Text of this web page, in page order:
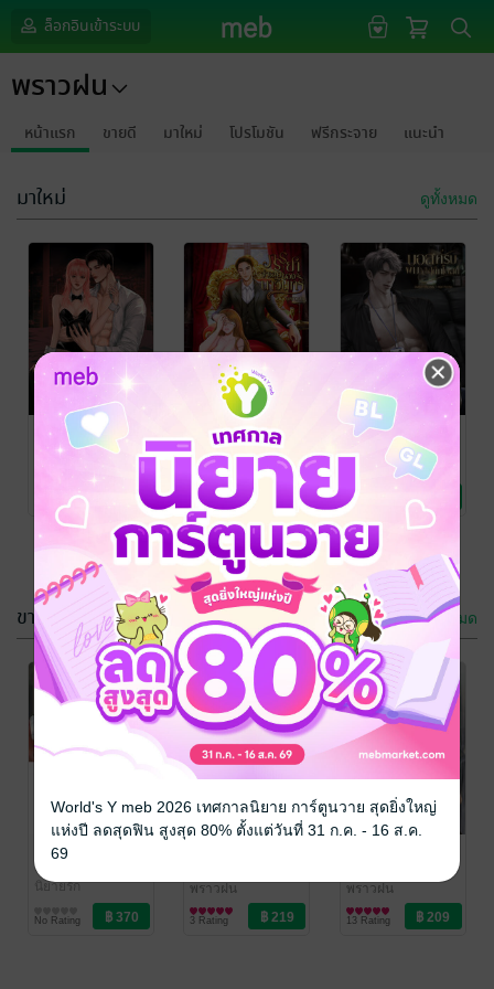
ล็อกอินเข้าระบบ
พราวฝน
หน้าแรก ขายดี มาใหม่ โปรโมชัน ฟรีกระจาย แนะนำ
มาใหม่ ดูทั้งหมด
หวงรักแอคลับ
พราวฝน
นิยายรัก
2 Rating
ภรรยาจำเลย
ของนาวินทร์
พราวฝน
นิยายรัก
3 Rating
บอสครับผม
ไม่ใช่เด็กโฮสต์
พราวฝน
นิยายรัก
7 Rating
SET เฮียที่รัก
No Rating
เด็กเอนฯ ของ
เฮียทัช
พราวฝน
8 Rating
ขายดี ดูทั้งหมด
SET เฮียที่รัก
พราวฝน
นิยายรัก
No Rating
พราวฝน
นิยายรัก
3 Rating
พราวฝน
นิยายรัก
13 Rating
World's Y meb 2026 เทศกาลนิยาย การ์ตูนวาย สุดยิ่งใหญ่
แห่งปี ลดสุดฟิน สูงสุด 80% ตั้งแต่วันที่ 31 ก.ค. - 16 ส.ค.
69